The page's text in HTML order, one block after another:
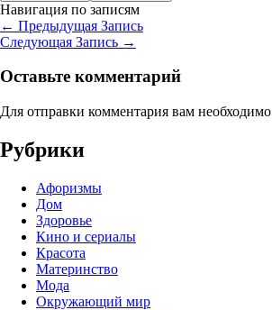
Навигация по записям
← Предыдущая Запись
Следующая Запись →
Оставьте комментарий
Для отправки комментария вам необходимо
Рубрики
Афоризмы
Дом
Здоровье
Кино и сериалы
Красота
Материнство
Мода
Окружающий мир